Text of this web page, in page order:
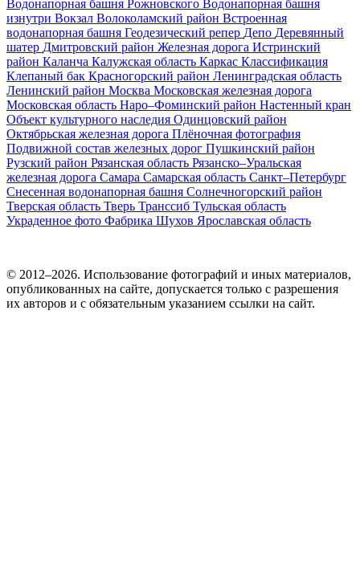
Водонапорная башня Рожновского Водонапорная башня
изнутри Вокзал Волоколамский район Встроенная
водонапорная башня Геодезический репер Депо Деревянный
шатер Дмитровский район Железная дорога Истринский
район Каланча Калужская область Каркас Классификация
Клепаный бак Красногорский район Ленинградская область
Ленинский район Москва Московская железная дорога
Московская область Наро–Фоминский район Настенный кран
Объект культурного наследия Одинцовский район
Октябрьская железная дорога Плёночная фотография
Подвижной состав железных дорог Пушкинский район
Рузский район Рязанская область Рязанско–Уральская
железная дорога Самара Самарская область Санкт–Петербург
Снесенная водонапорная башня Солнечногорский район
Тверская область Тверь Транссиб Тульская область
Украденное фото Фабрика Шухов Ярославская область
© 2012–2026. Использование фотографий и иных материалов,
опубликованных на сайте, допускается только с разрешения
их авторов и c обязательным указанием ссылки на сайт.